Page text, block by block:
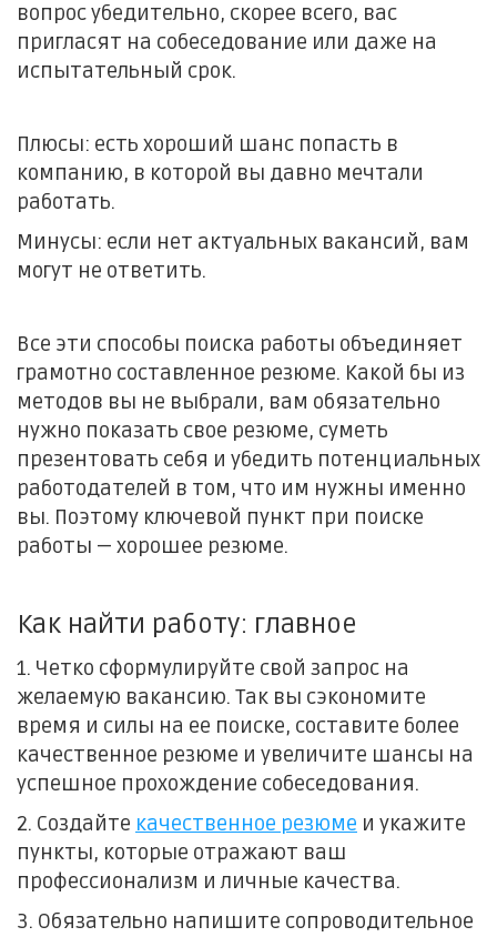
вопрос убедительно, скорее всего, вас
пригласят на собеседование или даже на
испытательный срок.
Плюсы: есть хороший шанс попасть в
компанию, в которой вы давно мечтали
работать.
Минусы: если нет актуальных вакансий, вам
могут не ответить.
Все эти способы поиска работы объединяет
грамотно составленное резюме. Какой бы из
методов вы не выбрали, вам обязательно
нужно показать свое резюме, суметь
презентовать себя и убедить потенциальных
работодателей в том, что им нужны именно
вы. Поэтому ключевой пункт при поиске
работы — хорошее резюме.
Как найти работу: главное
1. Четко сформулируйте свой запрос на
желаемую вакансию. Так вы сэкономите
время и силы на ее поиске, составите более
качественное резюме и увеличите шансы на
успешное прохождение собеседования.
2. Создайте качественное резюме и укажите
пункты, которые отражают ваш
профессионализм и личные качества.
3. Обязательно напишите сопроводительное